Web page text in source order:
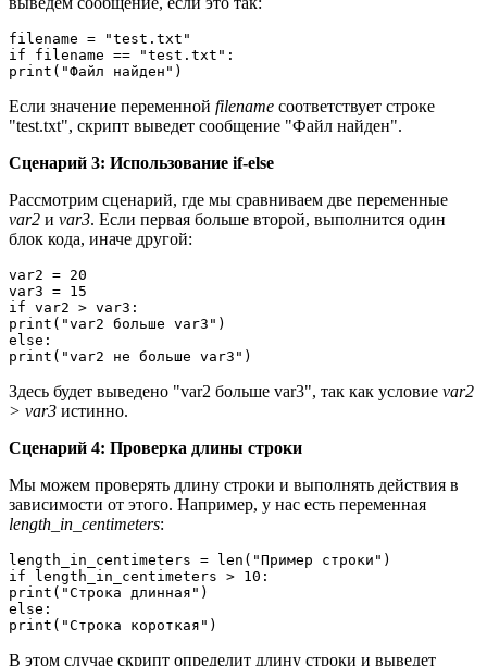
filename = "test.txt"
if filename == "test.txt":
print("Файл найден")
Если значение переменной filename соответствует строке
"test.txt", скрипт выведет сообщение "Файл найден".
Сценарий 3: Использование if-else
Рассмотрим сценарий, где мы сравниваем две переменные
var2 и var3. Если первая больше второй, выполнится один
блок кода, иначе другой:
var2 = 20
var3 = 15
if var2 > var3:
print("var2 больше var3")
else:
print("var2 не больше var3")
Здесь будет выведено "var2 больше var3", так как условие var2
> var3 истинно.
Сценарий 4: Проверка длины строки
Мы можем проверять длину строки и выполнять действия в
зависимости от этого. Например, у нас есть переменная
length_in_centimeters:
length_in_centimeters = len("Пример строки")
if length_in_centimeters > 10:
print("Строка длинная")
else:
print("Строка короткая")
В этом случае скрипт определит длину строки и выведет